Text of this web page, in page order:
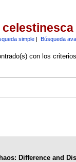
simple| Búsqueda
con los
Difference and